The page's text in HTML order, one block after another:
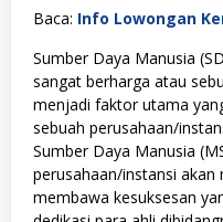
Baca: Info Lowongan
Sumber Daya Manusia
sangat berharga atau
menjadi faktor utama
sebuah perusahaan/
Sumber Daya Manusia
perusahaan/instansi
membawa kesuksesan